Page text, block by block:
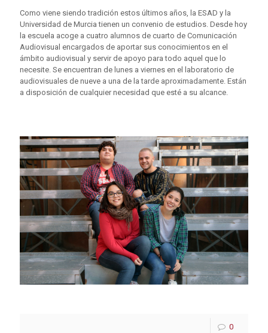
Como viene siendo tradición estos últimos años, la ESAD y la
Universidad de Murcia tienen un convenio de estudios. Desde hoy
la escuela acoge a cuatro alumnos de cuarto de Comunicación
Audiovisual encargados de aportar sus conocimientos en el
ámbito audiovisual y servir de apoyo para todo aquel que lo
necesite. Se encuentran de lunes a viernes en el laboratorio de
audiovisuales de nueve a una de la tarde aproximadamente. Están
a disposición de cualquier necesidad que esté a su alcance.
0